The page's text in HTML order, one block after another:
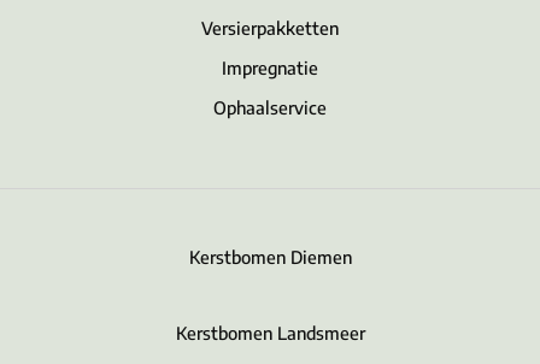
Versierpakketten
Impregnatie
Ophaalservice
Kerstbomen Diemen
Kerstbomen Landsmeer